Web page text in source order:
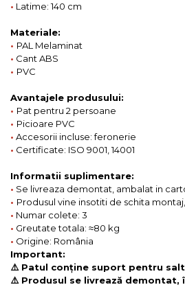
• Latime: 140 cm
Materiale:
• PAL Melaminat
• Cant ABS
• PVC
Avantajele produsului:
• Pat pentru 2 persoane
• Picioare PVC
• Accesorii incluse: feronerie
• Certificate: ISO 9001, 14001
Informatii suplimentare:
• Se livreaza demontat, ambalat in
• Produsul vine insotiti de schita
• Numar colete: 3
• Greutate totala: ≈80 kg
• Origine: România
Important:
⚠️ Patul conține suport pentru
⚠️ Produsul se livrează demontat,